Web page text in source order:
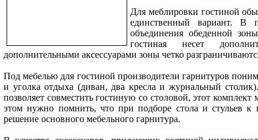
Для меблировки гостиной
единственный вариант. В
объединения обеденной
гостиная несет
дополнительными аксессуарами зоны четко
Под мебелью для гостиной производители гарнитуров
и уголка отдыха (диван, два кресла и журнальный
позволяет совместить гостиную со столовой, этот
этом нужно помнить, что при подборе стола и стульев к
решение основного мебельного гарнитура.